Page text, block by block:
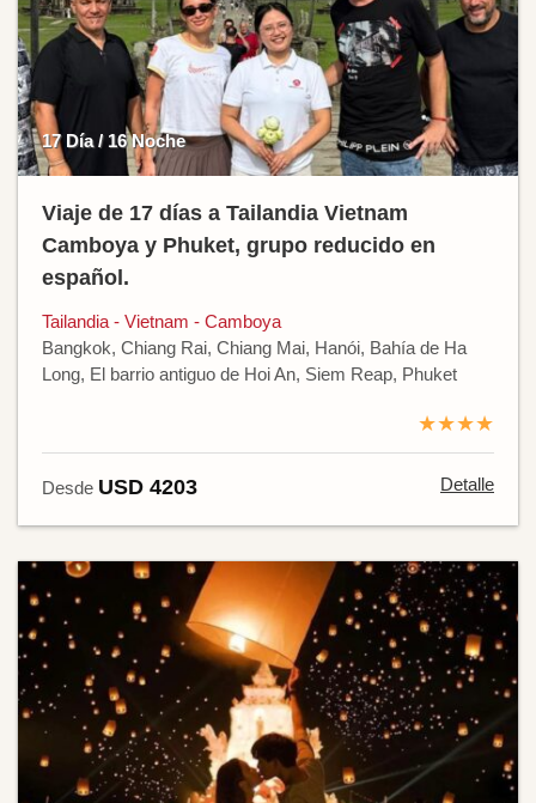
17 Día / 16 Noche
Viaje de 17 días a Tailandia Vietnam
Camboya y Phuket, grupo reducido en
español.
Tailandia - Vietnam - Camboya
Bangkok, Chiang Rai, Chiang Mai, Hanói, Bahía de Ha
Long, El barrio antiguo de Hoi An, Siem Reap, Phuket
★★★★
Desde USD 4203 Detalle